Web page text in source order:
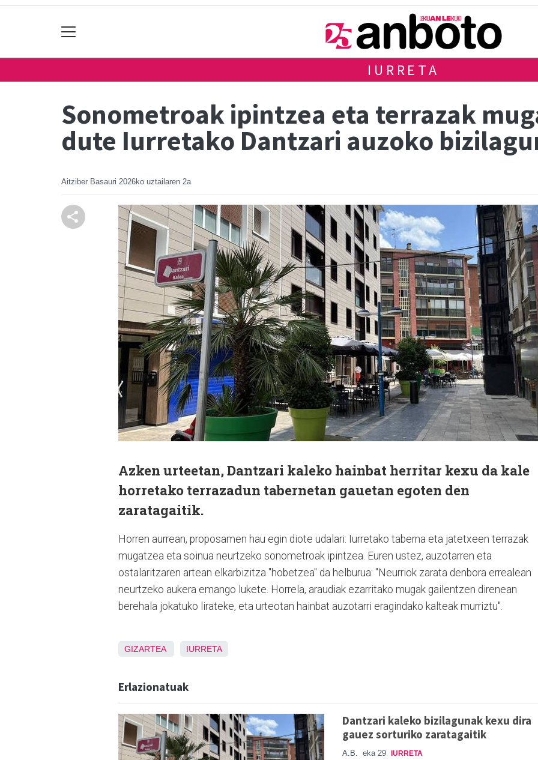
IURRETA
Sonometroak ipintzea eta terrazak
dute Iurretako Dantzari auzoko
Aitziber Basauri 2026ko uztailaren 2a
Azken urteetan, Dantzari kaleko hainbat herritar kexu da kale
horretako terrazadun tabernetan gauetan egoten den
zaratagaitik.
Horren aurrean, proposamen hau egin diote udalari: Iurretako taberna eta jatetxeen terrazak
mugatzea eta soinua neurtzeko sonometroak ipintzea. Euren ustez, auzotarren eta
ostalaritzaren artean elkarbizitza "hobetzea" da helburua: "Neurriok zarata denbora errealean
neurtzeko aukera emango lukete. Horrela, araudiak ezarritako mugak gailentzen direnean
berehala jokatuko lirateke, eta urteotan hainbat auzotarri eragindako kalteak murriztu".
GIZARTEA IURRETA
Erlazionatuak
Dantzari kaleko bizilagunak kexu dira
gauez sorturiko zaratagaitik
A.B. eka 29 IURRETA